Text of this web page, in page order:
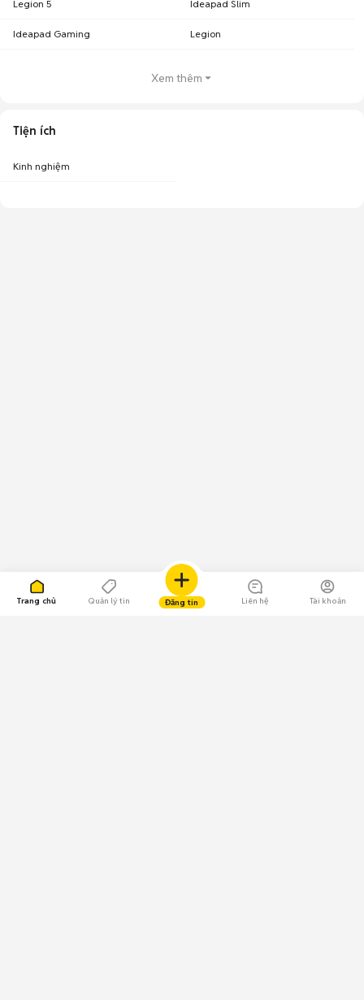
Trang chủ Quản lý tin Đăng tin Liên hệ Tài khoản
Legion 5 Ideapad Slim
Ideapad Gaming Legion
Xem thêm
Tiện ích
Kinh nghiệm